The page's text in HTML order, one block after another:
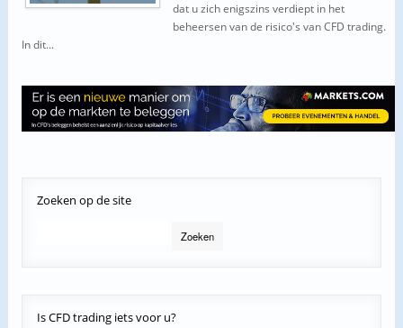
dat u zich enigszins verdiept in het
beheersen van de risico's van CFD trading.
In dit...
Zoeken op de site
IsCFD trading iets voor u?